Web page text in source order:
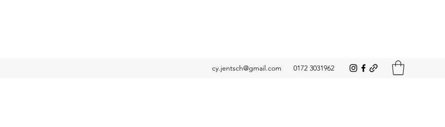
cy.jentsch@gmail.com 0172 3031962